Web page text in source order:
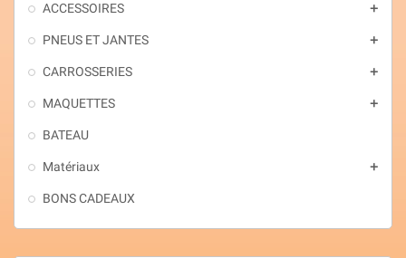
ACCESSOIRES add
PNEUS ET JANTES add
CARROSSERIES add
MAQUETTES add
BATEAU
Matériaux add
BONS CADEAUX